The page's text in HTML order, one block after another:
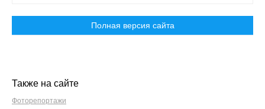
Полная версия сайта
Также на сайте
Фоторепортажи